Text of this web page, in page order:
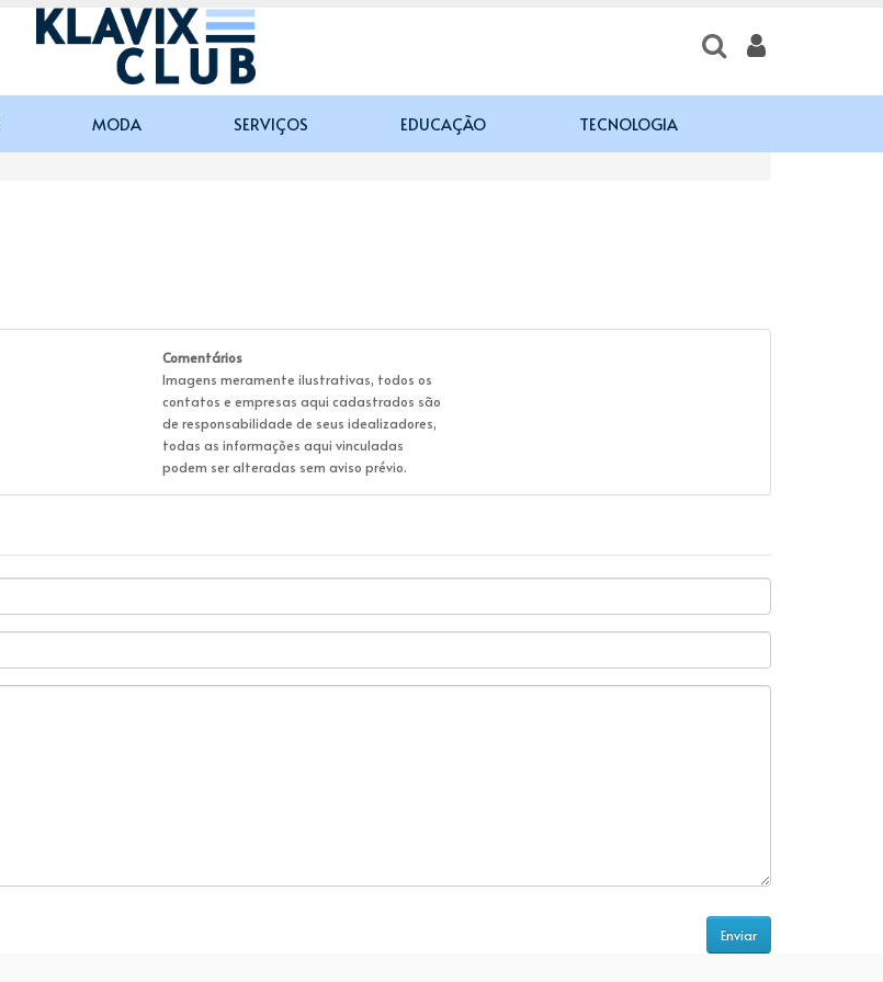
MODA SERVIÇOS EDUCAÇÃO TECNOLOGIA
Comentários
Imagens meramente ilustrativas, todos os
contatos e empresas aqui cadastrados são
de responsabilidade de seus idealizadores,
todas as informações aqui vinculadas
podem ser alteradas sem aviso prévio.